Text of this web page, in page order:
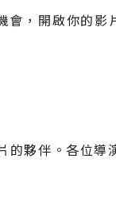
會，開啟你的
夥伴。各位導